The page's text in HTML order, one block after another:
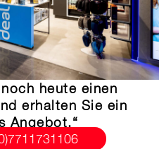
heute einen
erhalten Sie ein
Angebot.“